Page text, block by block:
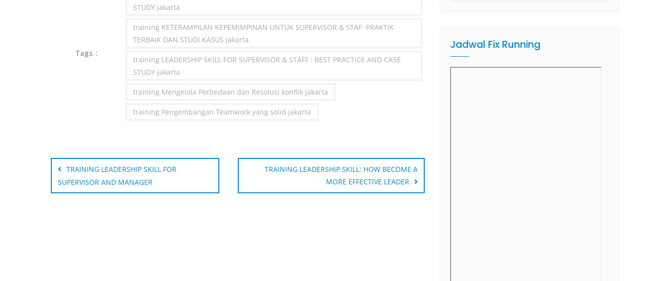
Tags :
STUDY jakarta
training KETERAMPILAN KEPEMIMPINAN UNTUK SUPERVISOR & STAF: PRAKTIK
TERBAIK DAN STUDI KASUS jakarta
training LEADERSHIP SKILL FOR SUPERVISOR & STAFF : BEST PRACTICE AND CASE
STUDY jakarta
training Mengelola Perbedaan dan Resolusi konflik jakarta
training Pengembangan Teamwork yang solid jakarta
navigation
TRAINING LEADERSHIP SKILL FOR
SUPERVISOR AND MANAGER
TRAINING LEADERSHIP SKILL: HOW BECOME A
MORE EFFECTIVE LEADER
Jadwal Fix Running